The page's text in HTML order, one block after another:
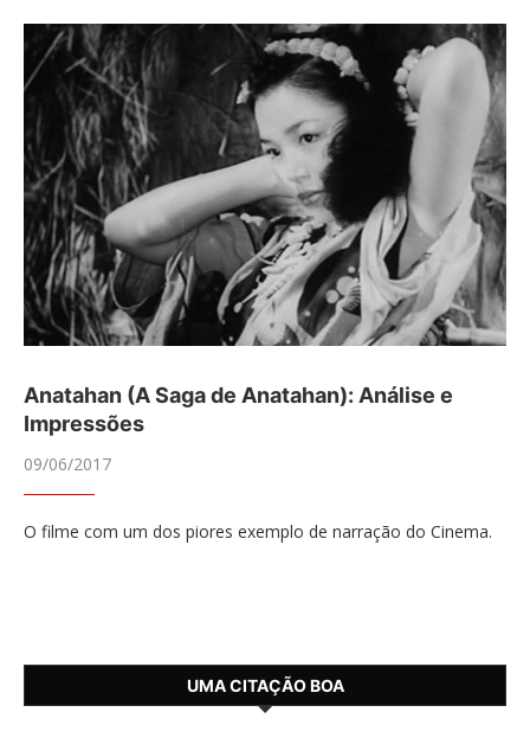
Anatahan (A Saga de Anatahan): Análise e
Impressões
09/06/2017
O filme com um dos piores exemplo de narração do Cinema.
UMA CITAÇÃO BOA